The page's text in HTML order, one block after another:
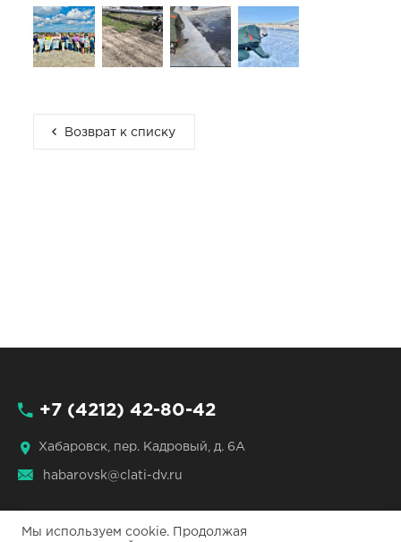
Возврат к списку
+7 (4212) 42-80-42
Хабаровск, пер. Кадровый, д. 6А
habarovsk@clati-dv.ru
Мы используем cookie. Продолжая